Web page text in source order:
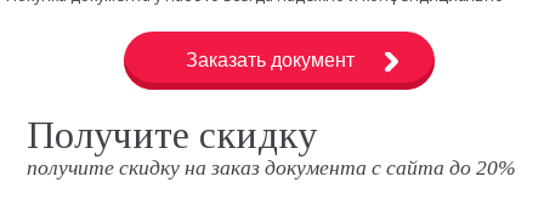
Заказать документ
Получите скидку
получите скидку на заказ документа с сайта до 20%